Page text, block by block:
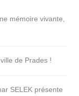
mémoire vivante,
de Prades !
SELEK présente